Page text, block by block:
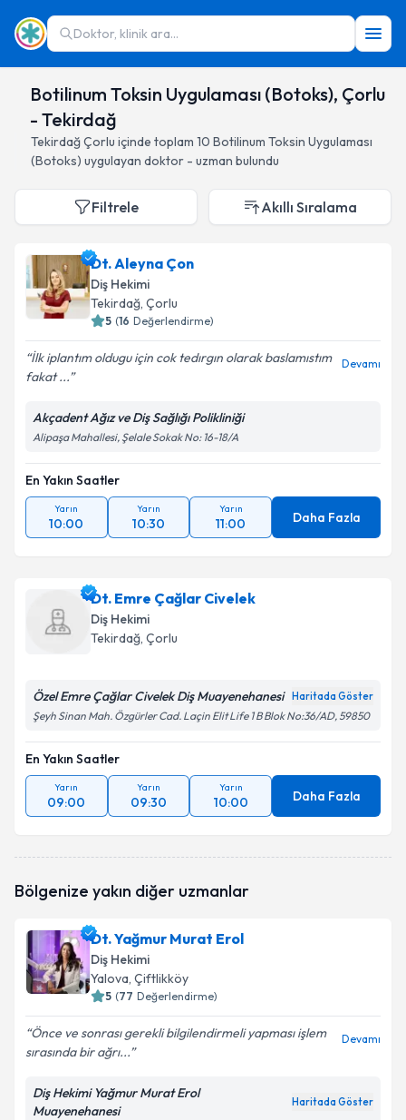
Doktor, klinik ara...
Botilinum Toksin Uygulaması (Botoks), Çorlu
- Tekirdağ
TekirdağÇorlu içinde toplam 10 Botilinum Toksin Uygulaması
(Botoks) uygulayan doktor - uzman bulundu
Filtrele Akıllı Sıralama
Dt. Aleyna Çon
Diş Hekimi
Tekirdağ, Çorlu
5 (16 Değerlendirme)
İlk iplantım oldugu için cok tedırgın olarak baslamıstım
fakat ...
Devamı
Akçadent Ağız ve Diş Sağlığı Polikliniği
Alipaşa Mahallesi, Şelale Sokak No: 16-18/A
En Yakın Saatler
Yarın
10:00
Yarın
10:30
Yarın
11:00 Daha Fazla
Dt. Emre Çağlar Civelek
Diş Hekimi
Tekirdağ, Çorlu
Özel Emre Çağlar Civelek Diş Muayenehanesi Haritada Göster
Şeyh Sinan Mah. Özgürler Cad. Laçin Elit Life 1 B Blok No:36/AD, 59850
En Yakın Saatler
Yarın
09:00
Yarın
09:30
Yarın
10:00 Daha Fazla
Bölgenize yakın diğer uzmanlar
Dt. Yağmur Murat Erol
Diş Hekimi
Yalova, Çiftlikköy
5 (77 Değerlendirme)
Önce ve sonrası gerekli bilgilendirmeli yapması işlem
sırasında bir ağrı...
Devamı
Diş Hekimi Yağmur Murat Erol
Muayenehanesi
Haritada Göster